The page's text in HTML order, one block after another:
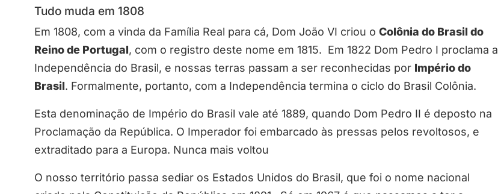
Tudo muda em 1808
Em 1808, com a vinda da Família Real para cá, Dom João VI criou o Colônia do Brasil do
Reino de Portugal, com o registro deste nome em 1815. Em 1822 Dom Pedro I proclama a
Independência do Brasil, e nossas terras passam a ser reconhecidas por Império do
Brasil. Formalmente, portanto, com a Independência termina o ciclo do Brasil Colônia.
Esta denominação de Império do Brasil vale até 1889, quando Dom Pedro II é deposto na
Proclamação da República. O Imperador foi embarcado às pressas pelos revoltosos, e
extraditado para a Europa. Nunca mais voltou
O nosso território passa sediar os Estados Unidos do Brasil, que foi o nome nacional